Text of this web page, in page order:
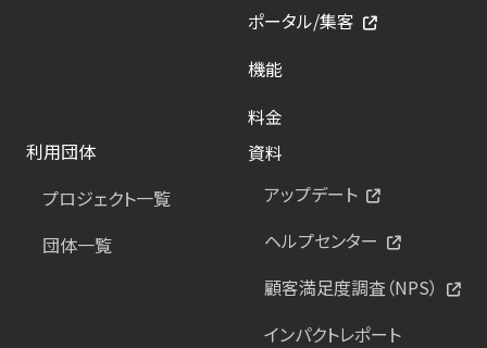
ポータル/集客
機能
料金
利用団体
プロジェクト一覧
団体一覧
資料
アップデート
ヘルプセンター
顧客満足度調査（NPS）
インパクトレポート